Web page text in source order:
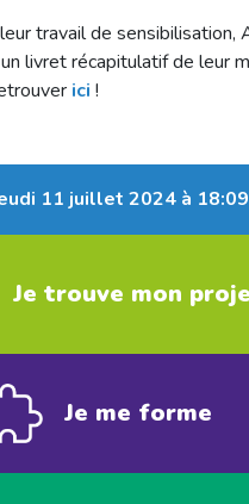
travail de sensibilisation,
livret récapitulatif de leur
ici !
11 juillet 2024 à
Je trouve mon
Je me forme